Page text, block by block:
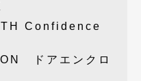
Confidence
ドアエンクロ